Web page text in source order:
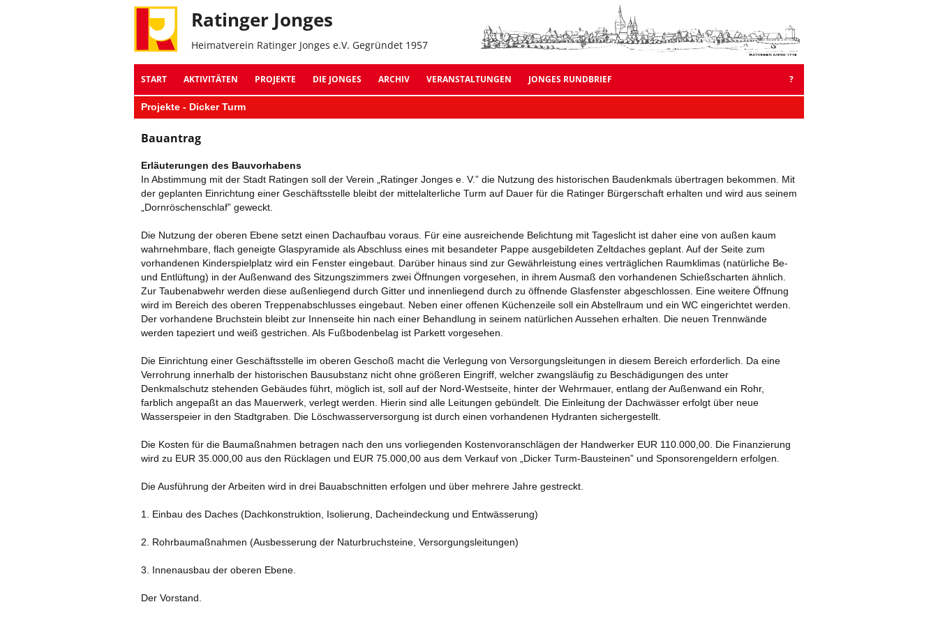
Ratinger Jonges
Heimatverein Ratinger Jonges e.V. Gegründet 1957
Zum
Inhalt
springen
START AKTIVITÄTEN PROJEKTE DIE JONGES ARCHIV
ARCHIV 2023
ARCHIV 2021
ARCHIV 2020
ARCHIV 2019
ARCHIV 2018
ARCHIV 2017
ARCHIV 2016
ARCHIV 2015
ARCHIV 2014
ARCHIV 2013
ARCHIV 2012
ARCHIV 2011 UND ÄLTER
VERANSTALTUNGEN JONGES RUNDBRIEF
AUSGABE 08 – OKTOBER 2021
AUSGABE 06 – JANUAR 2020
AUSGABE 05 – SEPTEMBER 2019
AUSGABE 04 – MÄRZ 2019
AUSGABE 02 – JULI 2018
AUSGABE 01 – FEBRUAR 2018
?
Projekte - Dicker Turm
Bauantrag
Erläuterungen des Bauvorhabens
In Abstimmung mit der Stadt Ratingen soll der Verein „Ratinger Jonges e. V.” die Nutzung des historischen Baudenkmals übertragen bekommen. Mit
der geplanten Einrichtung einer Geschäftsstelle bleibt der mittelalterliche Turm auf Dauer für die Ratinger Bürgerschaft erhalten und wird aus seinem
„Dornröschenschlaf” geweckt.
Die Nutzung der oberen Ebene setzt einen Dachaufbau voraus. Für eine ausreichende Belichtung mit Tageslicht ist daher eine von außen kaum
wahrnehmbare, flach geneigte Glaspyramide als Abschluss eines mit besandeter Pappe ausgebildeten Zeltdaches geplant. Auf der Seite zum
vorhandenen Kinderspielplatz wird ein Fenster eingebaut. Darüber hinaus sind zur Gewährleistung eines verträglichen Raumklimas (natürliche Be-
und Entlüftung) in der Außenwand des Sitzungszimmers zwei Öffnungen vorgesehen, in ihrem Ausmaß den vorhandenen Schießscharten ähnlich.
Zur Taubenabwehr werden diese außenliegend durch Gitter und innenliegend durch zu öffnende Glasfenster abgeschlossen. Eine weitere Öffnung
wird im Bereich des oberen Treppenabschlusses eingebaut. Neben einer offenen Küchenzeile soll ein Abstellraum und ein WC eingerichtet werden.
Der vorhandene Bruchstein bleibt zur Innenseite hin nach einer Behandlung in seinem natürlichen Aussehen erhalten. Die neuen Trennwände
werden tapeziert und weiß gestrichen. Als Fußbodenbelag ist Parkett vorgesehen.
Die Einrichtung einer Geschäftsstelle im oberen Geschoß macht die Verlegung von Versorgungsleitungen in diesem Bereich erforderlich. Da eine
Verrohrung innerhalb der historischen Bausubstanz nicht ohne größeren Eingriff, welcher zwangsläufig zu Beschädigungen des unter
Denkmalschutz stehenden Gebäudes führt, möglich ist, soll auf der Nord-Westseite, hinter der Wehrmauer, entlang der Außenwand ein Rohr,
farblich angepaßt an das Mauerwerk, verlegt werden. Hierin sind alle Leitungen gebündelt. Die Einleitung der Dachwässer erfolgt über neue
Wasserspeier in den Stadtgraben. Die Löschwasserversorgung ist durch einen vorhandenen Hydranten sichergestellt.
Die Kosten für die Baumaßnahmen betragen nach den uns vorliegenden Kostenvoranschlägen der Handwerker EUR 110.000,00. Die Finanzierung
wird zu EUR 35.000,00 aus den Rücklagen und EUR 75.000,00 aus dem Verkauf von „Dicker Turm-Bausteinen” und Sponsorengeldern erfolgen.
Die Ausführung der Arbeiten wird in drei Bauabschnitten erfolgen und über mehrere Jahre gestreckt.
1. Einbau des Daches (Dachkonstruktion, Isolierung, Dacheindeckung und Entwässerung)
2. Rohrbaumaßnahmen (Ausbesserung der Naturbruchsteine, Versorgungsleitungen)
3. Innenausbau der oberen Ebene.
Der Vorstand.